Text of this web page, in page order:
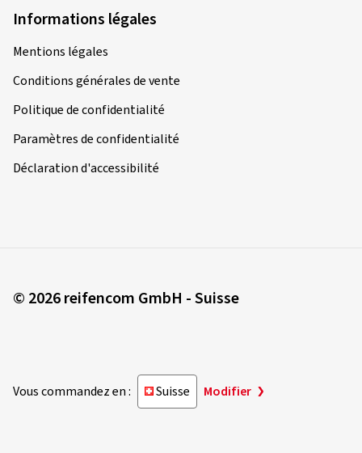
Informations légales
Mentions légales
Conditions générales de vente
Politique de confidentialité
Paramètres de confidentialité
Déclaration d'accessibilité
© 2026 reifencom GmbH - Suisse
Vous commandez en : Suisse Modifier